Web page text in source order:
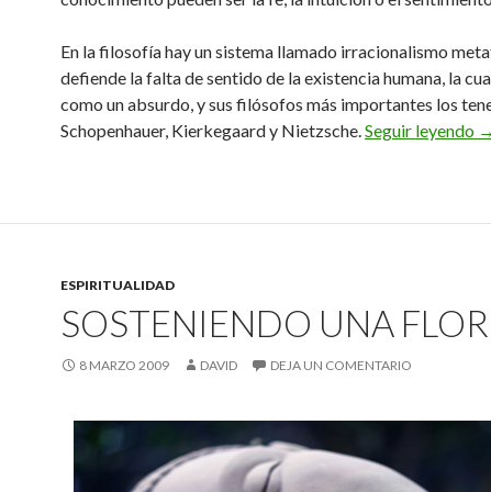
En la filosofía hay un sistema llamado irracionalismo
defiende la falta de sentido de la existencia humana, la
como un absurdo, y sus filósofos más importantes los
Schopenhauer, Kierkegaard y Nietzsche.Seguir leyendo →
ESPIRITUALIDAD
SOSTENIENDO UNA FLOR
8 MARZO 2009 DAVID DEJA UN COMENTARIO